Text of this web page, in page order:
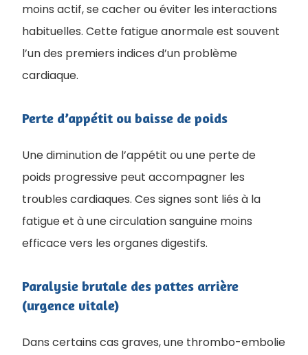
moins actif, se cacher ou éviter les interactions
habituelles. Cette fatigue anormale est souvent
l’un des premiers indices d’un problème
cardiaque.
Perte d’appétit ou baisse de poids
Une diminution de l’appétit ou une perte de
poids progressive peut accompagner les
troubles cardiaques. Ces signes sont liés à la
fatigue et à une circulation sanguine moins
efficace vers les organes digestifs.
Paralysie brutale des pattes arrière
(urgence vitale)
Dans certains cas graves, une thrombo-embolie